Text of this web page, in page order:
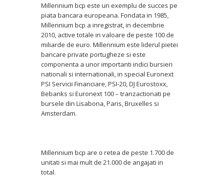
Millennium bcp este un exemplu de succes pe
piata bancara europeana. Fondata in 1985,
Millennium bcp a inregistrat, in decembrie
2010, active totale in valoare de peste 100 de
miliarde de euro. Millennium este liderul pietei
bancare private portugheze si este
componenta a unor importanti indici bursieri
nationali si internationali, in special Euronext
PSI Servicii Financiare, PSI-20, DJ Eurostoxx,
Bebanks si Euronext 100 – tranzactionati pe
bursele din Lisabona, Paris, Bruxelles si
Amsterdam.
Millennium bcp are o retea de peste 1.700 de
unitati si mai mult de 21.000 de angajati in
total.